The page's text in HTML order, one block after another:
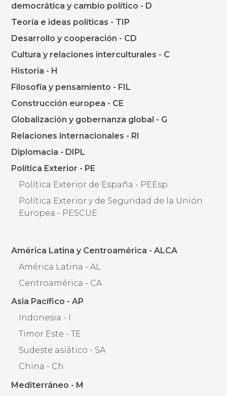
democrática y cambio político - D
Teoría e ideas políticas - TIP
Desarrollo y cooperación - CD
Cultura y relaciones interculturales - C
Historia - H
Filosofía y pensamiento - FIL
Construcción europea - CE
Globalización y gobernanza global - G
Relaciones internacionales - RI
Diplomacia - DIPL
Política Exterior - PE
Política Exterior de España - PEEsp
Política Exterior y de Seguridad de la Unión
Europea - PESCUE
América Latina y Centroamérica - ALCA
América Latina - AL
Centroamérica - CA
Asia Pacífico - AP
Indonesia - I
Timor Este - TE
Sudeste asiático - SA
China - Ch
Mediterráneo - M